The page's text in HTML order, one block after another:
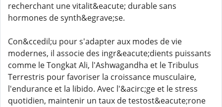
recherchant une vitalit&eacute; durable sans
hormones de synth&egrave;se.
Con&ccedil;u pour s'adapter aux modes de vie
modernes, il associe des ingr&eacute;dients puissants
comme le Tongkat Ali, l'Ashwagandha et le Tribulus
Terrestris pour favoriser la croissance musculaire,
l'endurance et la libido. Avec l'&acirc;ge et le stress
quotidien, maintenir un taux de testost&eacute;rone